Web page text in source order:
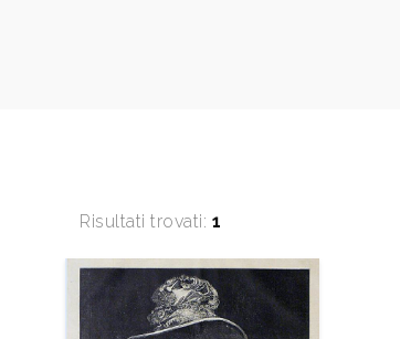
Risultati trovati: 1